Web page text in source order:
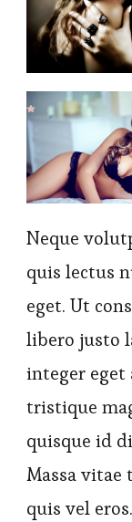
Neque
quis lectus
eget. Ut
libero justo
integer
tristique
quisque id
Massa
quis vel